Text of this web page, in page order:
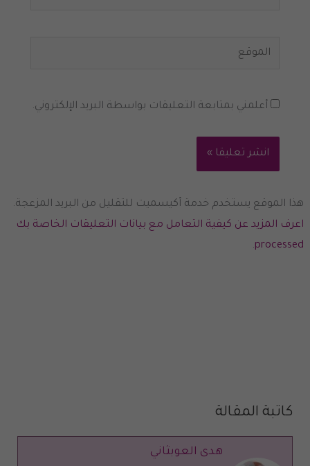
الموقع
أعلمني بمتابعة التعليقات بواسطة البريد الإلكتروني.
هذا الموقع يستخدم خدمة أكيسميت للتقليل من البريد المزعجة.
اعرف المزيد عن كيفية التعامل مع بيانات التعليقات الخاصة بك
processed
.
كاتبة المقالة
هدى العوبثاني